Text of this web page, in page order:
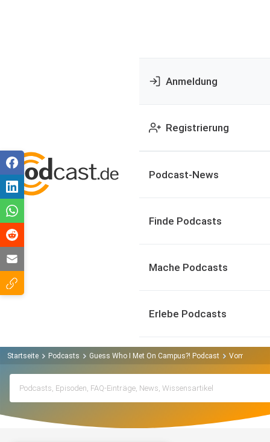
Anmeldung
Registrierung
Podcast-News
Finde Podcasts
Mache Podcasts
Erlebe Podcasts
Startseite Podcasts Guess Who I Met On Campus?! Podcast Vom